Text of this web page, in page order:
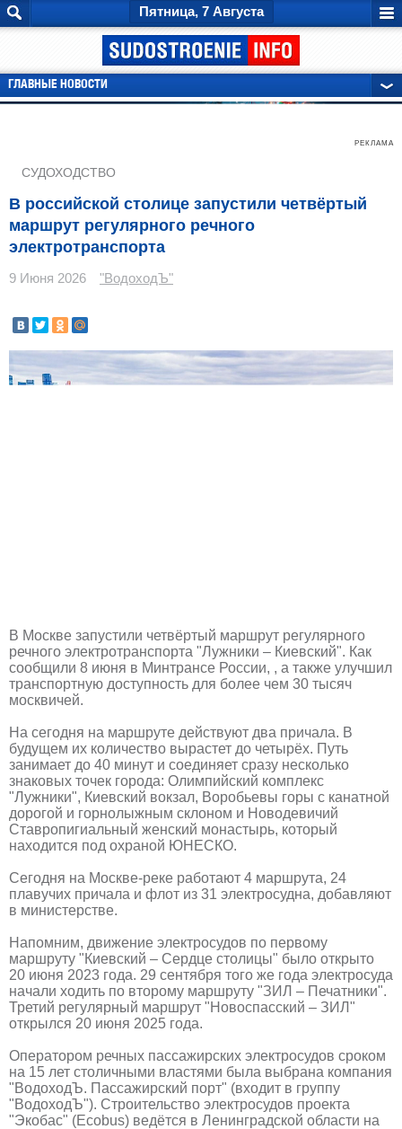
Пятница, 7 Августа
ГЛАВНЫЕ НОВОСТИ
РЕКЛАМА
СУДОХОДСТВО
В российской столице запустили четвёртый
маршрут регулярного речного
электротранспорта
9 Июня 2026 "ВодоходЪ"
В Москве запустили четвёртый маршрут регулярного
речного электротранспорта "Лужники – Киевский". Как
сообщили 8 июня в Минтрансе России, , а также улучшил
транспортную доступность для более чем 30 тысяч
москвичей.
На сегодня на маршруте действуют два причала. В
будущем их количество вырастет до четырёх. Путь
занимает до 40 минут и соединяет сразу несколько
знаковых точек города: Олимпийский комплекс
"Лужники", Киевский вокзал, Воробьевы горы с канатной
дорогой и горнолыжным склоном и Новодевичий
Ставропигиальный женский монастырь, который
находится под охраной ЮНЕСКО.
Сегодня на Москве-реке работают 4 маршрута, 24
плавучих причала и флот из 31 электросудна, добавляют
в министерстве.
Напомним, движение электросудов по первому
маршруту "Киевский – Сердце столицы" было открыто
20 июня 2023 года. 29 сентября того же года электросуда
начали ходить по второму маршруту "ЗИЛ – Печатники".
Третий регулярный маршрут "Новоспасский – ЗИЛ"
открылся 20 июня 2025 года.
Оператором речных пассажирских электросудов сроком
на 15 лет столичными властями была выбрана компания
"ВодоходЪ. Пассажирский порт" (входит в группу
"ВодоходЪ"). Строительство электросудов проекта
"Экобас" (Ecobus) ведётся в Ленинградской области на